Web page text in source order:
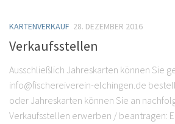
KARTENVERKAUF 28. DEZEMBER 2016
Verkaufsstellen
Ausschließlich Jahreskarten können Sie
info@fischereiverein-elchingen.de
oder Jahreskarten können Sie an
Verkaufsstellen erwerben / beantragen: